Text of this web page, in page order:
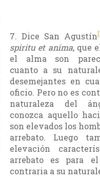
7. Dice San Agustín
spiritu et anima, que
el alma son
cuanto a su
desemejantes en
oficio. Pero no es
naturaleza del
conozca aquello
son elevados los
arrebato. Luego
elevación
arrebato es para
contraria a su